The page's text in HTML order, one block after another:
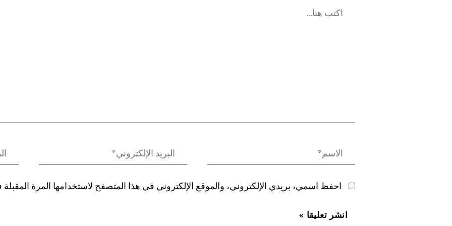
احفظ اسمي، بريدي الإلكتروني، والموقع الإلكتروني في هذا المتصفح لاستخدامها المرة